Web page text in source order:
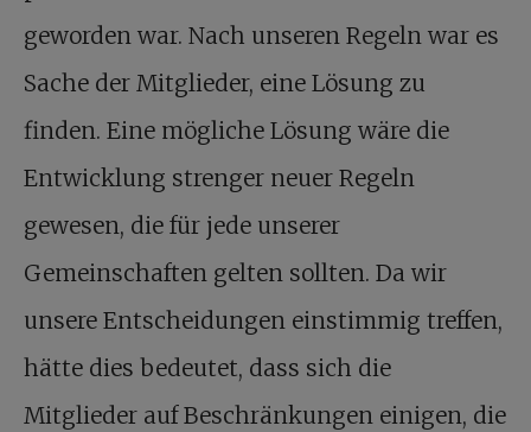
geworden war. Nach unseren Regeln war es
Sache der Mitglieder, eine Lösung zu
finden. Eine mögliche Lösung wäre die
Entwicklung strenger neuer Regeln
gewesen, die für jede unserer
Gemeinschaften gelten sollten. Da wir
unsere Entscheidungen einstimmig treffen,
hätte dies bedeutet, dass sich die
Mitglieder auf Beschränkungen einigen, die